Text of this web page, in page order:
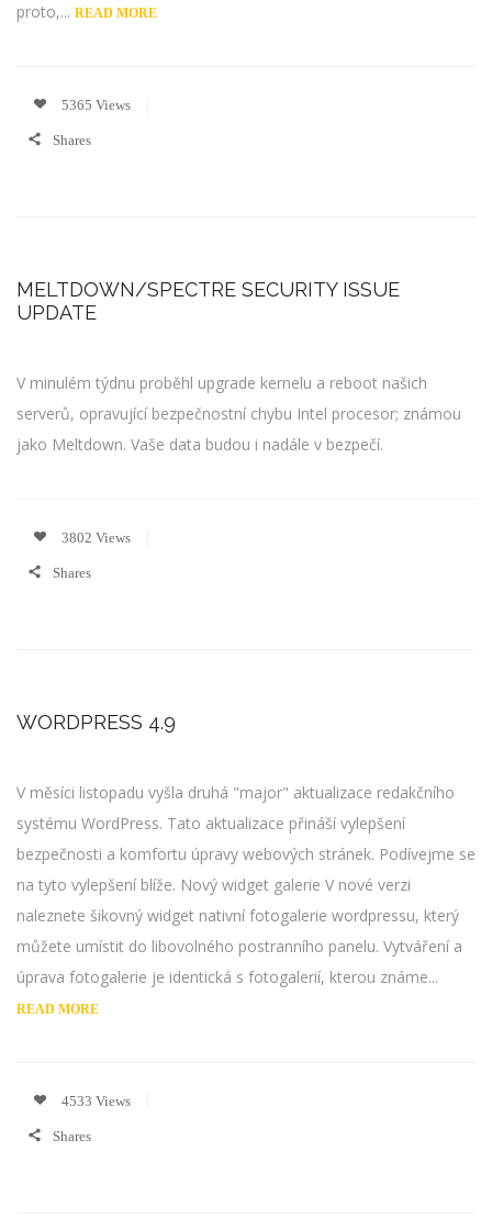
proto,... READ MORE
5365 Views
Shares
MELTDOWN/SPECTRE SECURITY ISSUE
UPDATE
V minulém týdnu proběhl upgrade kernelu a reboot našich
serverů, opravující bezpečnostní chybu Intel procesor; známou
jako Meltdown. Vaše data budou i nadále v bezpečí.
3802 Views
Shares
WORDPRESS 4.9
V měsíci listopadu vyšla druhá "major" aktualizace redakčního
systému WordPress. Tato aktualizace přináší vylepšení
bezpečnosti a komfortu úpravy webových stránek. Podívejme se
na tyto vylepšení blíže. Nový widget galerie V nové verzi
naleznete šikovný widget nativní fotogalerie wordpressu, který
můžete umístit do libovolného postranního panelu. Vytváření a
úprava fotogalerie je identická s fotogalerií, kterou známe...
READ MORE
4533 Views
Shares